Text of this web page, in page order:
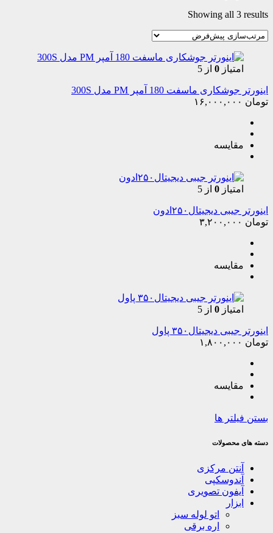
Showing all 3 results
امتیاز 0 از 5
اینورتر جوشکاری ماسفت 180 آمپر PM مدل 300S
تومان
مقایسه
امتیاز 0 از 5
اینورتر جیبی دیجیتال۲۵۰ادون
تومان
مقایسه
امتیاز 0 از 5
اینورتر جیبی دیجیتال۳۵۰ پاول
تومان
مقایسه
بستن فیلتر ها
دسته های محصولات
آنتن مرکزی
آندوسکپی
آیفون تصویری
ابزار
اتو لوله سبز
اره برقی